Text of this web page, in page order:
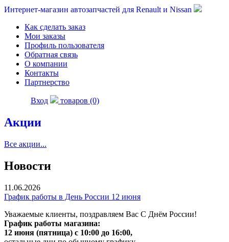
Интернет-магазин автозапчастей для Renault и Nissan
Как сделать заказ
Мои заказы
Профиль пользователя
Обратная связь
О компании
Контакты
Партнерство
Вход товаров (0)
Акции
Все акции...
Новости
11.06.2026
График работы в День России 12 июня
Уважаемые клиенты, поздравляем Вас С Днём России!
График работы магазина:
12 июня (пятница) с 10:00 до 16:00,